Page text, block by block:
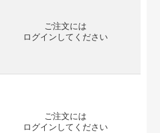
ご注文には
ログイン してください
ご注文には
ログイン してください